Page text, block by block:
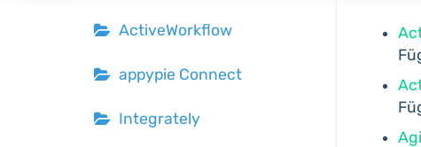
ActiveWorkflow
appypie Connect
Integrately